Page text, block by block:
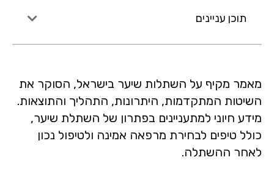
תוכן עניינים
מאמר מקיף על השתלות שיער בישראל, הסוקר את
השיטות המתקדמות, היתרונות, התהליך והתוצאות.
מידע חיוני למתעניינים בפתרון של השתלת שיער,
כולל טיפים לבחירת מרפאה אמינה ולטיפול נכון
לאחר ההשתלה.